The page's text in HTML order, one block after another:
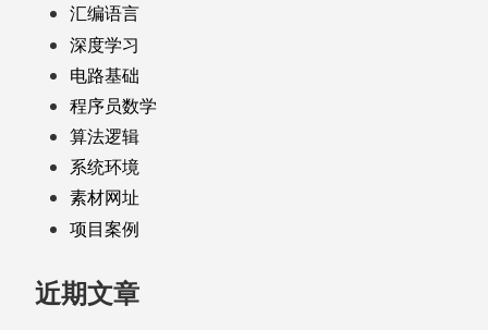
汇编语言
深度学习
电路基础
程序员数学
算法逻辑
系统环境
素材网址
项目案例
近期文章